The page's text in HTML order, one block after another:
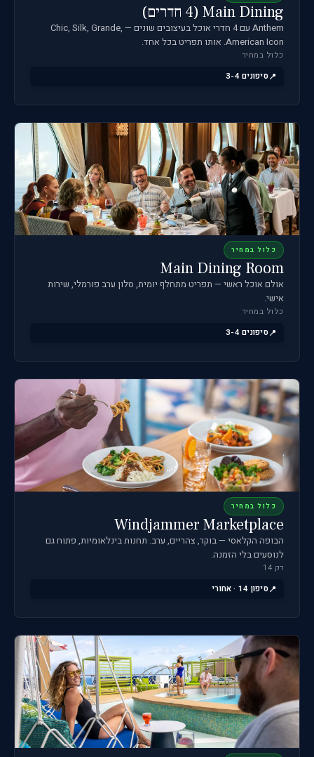
Main Dining (4 חדרים)
Anthem עם 4 חדרי אוכל בעיצובים שונים — Chic, Silk, Grande,
American Icon. אותו תפריט בכל אחד.
כלול במחיר
סיפונים 3-4
כלול במחיר
Main Dining Room
אולם אוכל ראשי — תפריט מתחלף יומית, סלון ערב פורמלי, שירות
אישי.
כלול במחיר
סיפונים 3-4
כלול במחיר
Windjammer Marketplace
הבופה הקלאסי — בוקר, צהריים, ערב. תחנות בינלאומיות, פתוח גם
לנוסעים בלי הזמנה.
דק 14
סיפון 14 · אחורי